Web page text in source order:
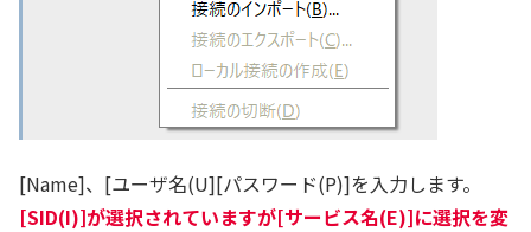
[Name]、[ユーザ名(U][パスワード(P)]を入力します。
[SID(I)]が選択されていますが[サービス名(E)]に選択を変